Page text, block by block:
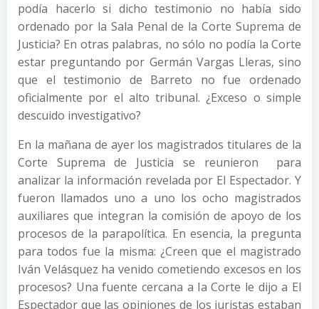
podía hacerlo si dicho testimonio no había sido
ordenado por la Sala Penal de la Corte Suprema de
Justicia? En otras palabras, no sólo no podía la Corte
estar preguntando por Germán Vargas Lleras, sino
que el testimonio de Barreto no fue ordenado
oficialmente por el alto tribunal. ¿Exceso o simple
descuido investigativo?
En la mañana de ayer los magistrados titulares de la
Corte Suprema de Justicia se reunieron para
analizar la información revelada por El Espectador. Y
fueron llamados uno a uno los ocho magistrados
auxiliares que integran la comisión de apoyo de los
procesos de la parapolítica. En esencia, la pregunta
para todos fue la misma: ¿Creen que el magistrado
Iván Velásquez ha venido cometiendo excesos en los
procesos? Una fuente cercana a la Corte le dijo a El
Espectador que las opiniones de los juristas estaban